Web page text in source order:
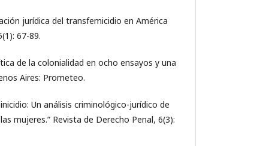
jurídica del transfemicidio en América
67-89.
de la colonialidad en ocho ensayos y una
Aires: Prometeo.
Un análisis criminológico-jurídico de
mujeres.” Revista de Derecho Penal, 6(3):